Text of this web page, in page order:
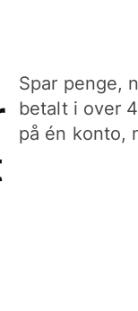
Spar penge,
betalt i over
på én konto,